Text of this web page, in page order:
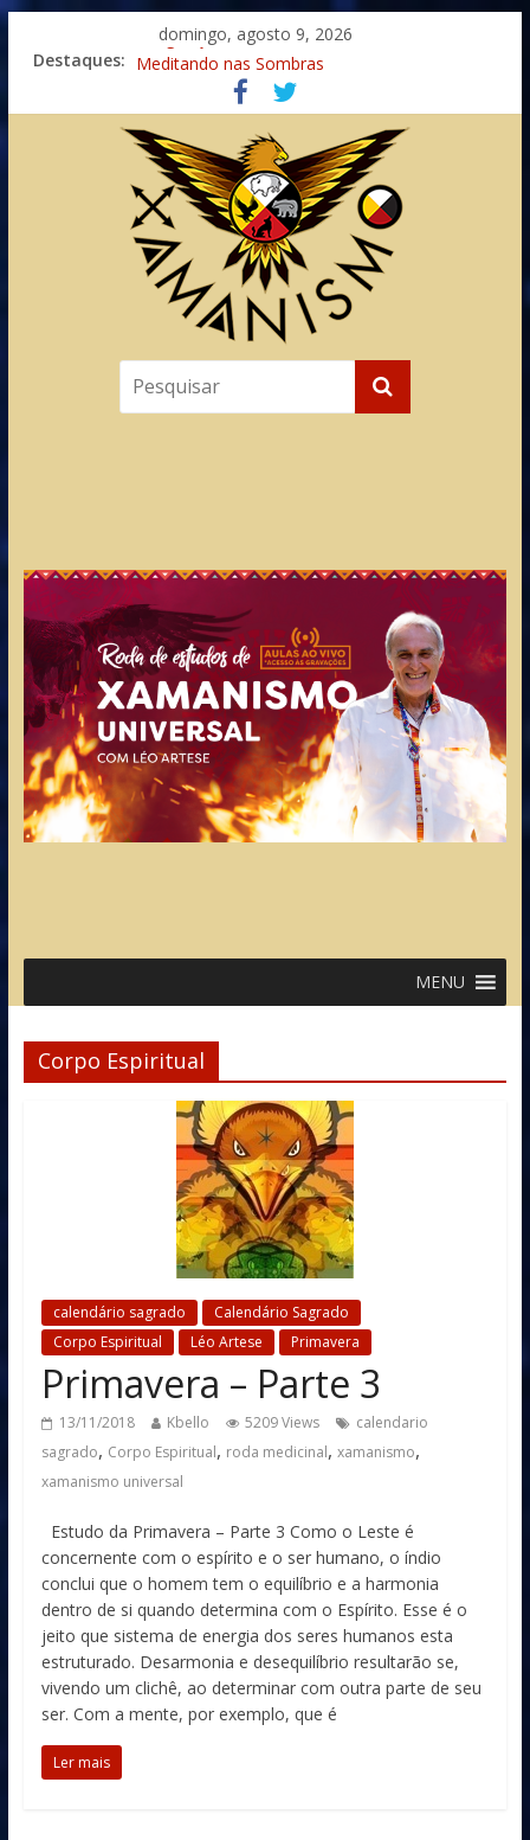
domingo, agosto 9, 2026
Destaques: Imaginação na Cura
Meditando nas Sombras
Autosuficiência: A Jornada do Espírito Ancestral
Xamanismo Universal
Totens – Caminho Espiritual – Crescimento
MENU
Corpo Espiritual
calendário sagrado
Calendário Sagrado
Corpo Espiritual
Léo Artese Primavera
Primavera – Parte 3
13/11/2018 Kbello 5209 Views
calendario
sagrado, Corpo Espiritual, roda medicinal, xamanismo,
xamanismo universal
Estudo da Primavera – Parte 3 Como o Leste é
concernente com o espírito e o ser humano, o índio
conclui que o homem tem o equilíbrio e a harmonia
dentro de si quando determina com o Espírito. Esse é o
jeito que sistema de energia dos seres humanos esta
estruturado. Desarmonia e desequilíbrio resultarão se,
vivendo um clichê, ao determinar com outra parte de seu
ser. Com a mente, por exemplo, que é
Ler mais